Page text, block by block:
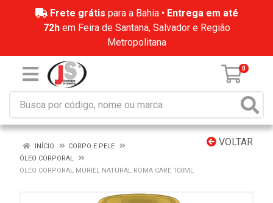
Frete grátis para a Bahia • Entrega em até
72hem Feira de Santana, Salvador e Região
Metropolitana
0
VOLTAR
INÍCIO
CORPO E PELE
ÓLEO CORPORAL
ÓLEO CORPORAL MURIEL NATURAL ROMA CARE 100ML